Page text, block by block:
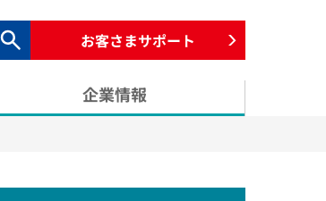
検索キーワード入力お客さまサポート
企業情報